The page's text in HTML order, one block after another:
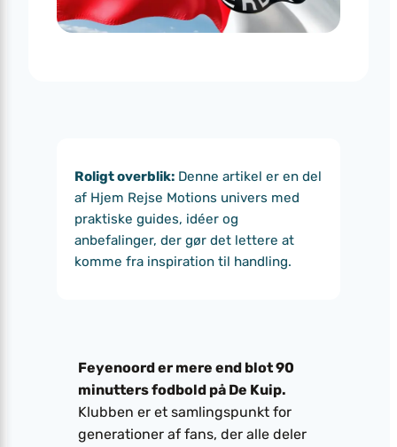
Roligt overblik: Denne artikel er en del
af Hjem Rejse Motions univers med
praktiske guides, idéer og
anbefalinger, der gør det lettere at
komme fra inspiration til handling.
Feyenoord er mere end blot 90
minutters fodbold på De Kuip.
Klubben er et samlingspunkt for
generationer af fans, der alle deler